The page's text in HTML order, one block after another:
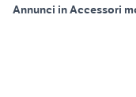
Annunci in Accessori